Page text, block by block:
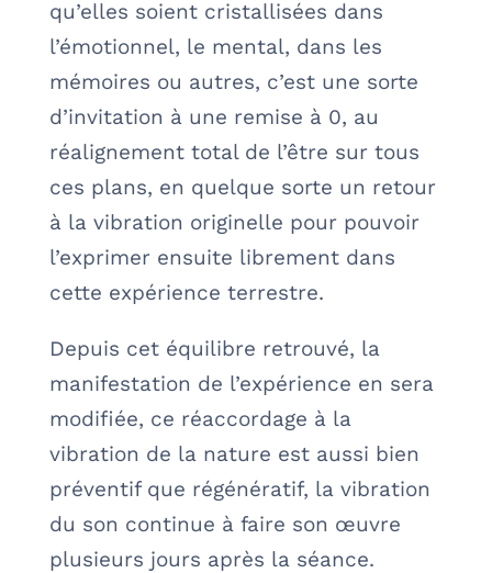
qu’elles soient cristallisées dans
l’émotionnel, le mental, dans les
mémoires ou autres, c’est une sorte
d’invitation à une remise à 0, au
réalignement total de l’être sur tous
ces plans, en quelque sorte un retour
à la vibration originelle pour pouvoir
l’exprimer ensuite librement dans
cette expérience terrestre.
Depuis cet équilibre retrouvé, la
manifestation de l’expérience en sera
modifiée, ce réaccordage à la
vibration de la nature est aussi bien
préventif que régénératif, la vibration
du son continue à faire son œuvre
plusieurs jours après la séance.